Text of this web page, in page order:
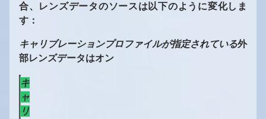
合、レンズデータのソースは以下のように変化しま
す：
キャリブレーションプロファイルが指定されている外
部レンズデータはオン
キ
ャ
リ